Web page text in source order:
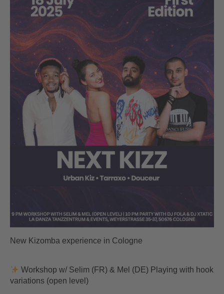
New Kizomba experience in Cologne
Workshop w/ Selim (FR) & Mel (DE) Playing with hook
variations (open level)
DAS TEAM
PREISE
Anmeldeformular
Anmeldung
Kursplan – aktuell
Sommer-Kursplan (02.- 15. Aug.)
INFOS
Kontakt
How To Start
Saalvermietung
Kurspausen